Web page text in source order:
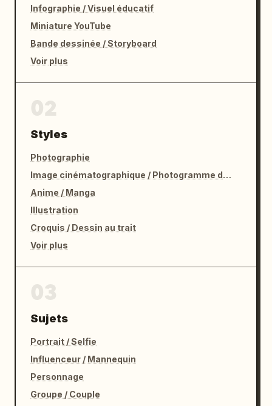
Infographie / Visuel éducatif
Miniature YouTube
Bande dessinée / Storyboard
Voir plus
Styles
Photographie
Image cinématographique / Photogramme de film
Anime / Manga
Illustration
Croquis / Dessin au trait
Voir plus
Sujets
Portrait / Selfie
Influenceur / Mannequin
Personnage
Groupe / Couple